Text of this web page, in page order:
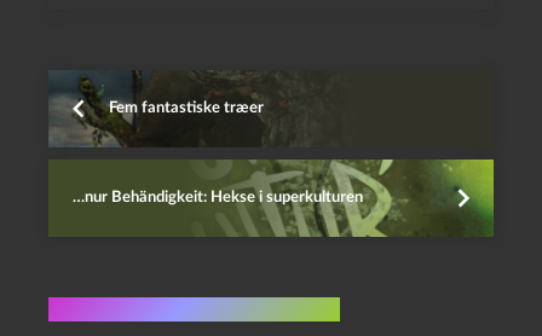
Fem fantastiske træer
…nur Behändigkeit: Hekse i superkulturen